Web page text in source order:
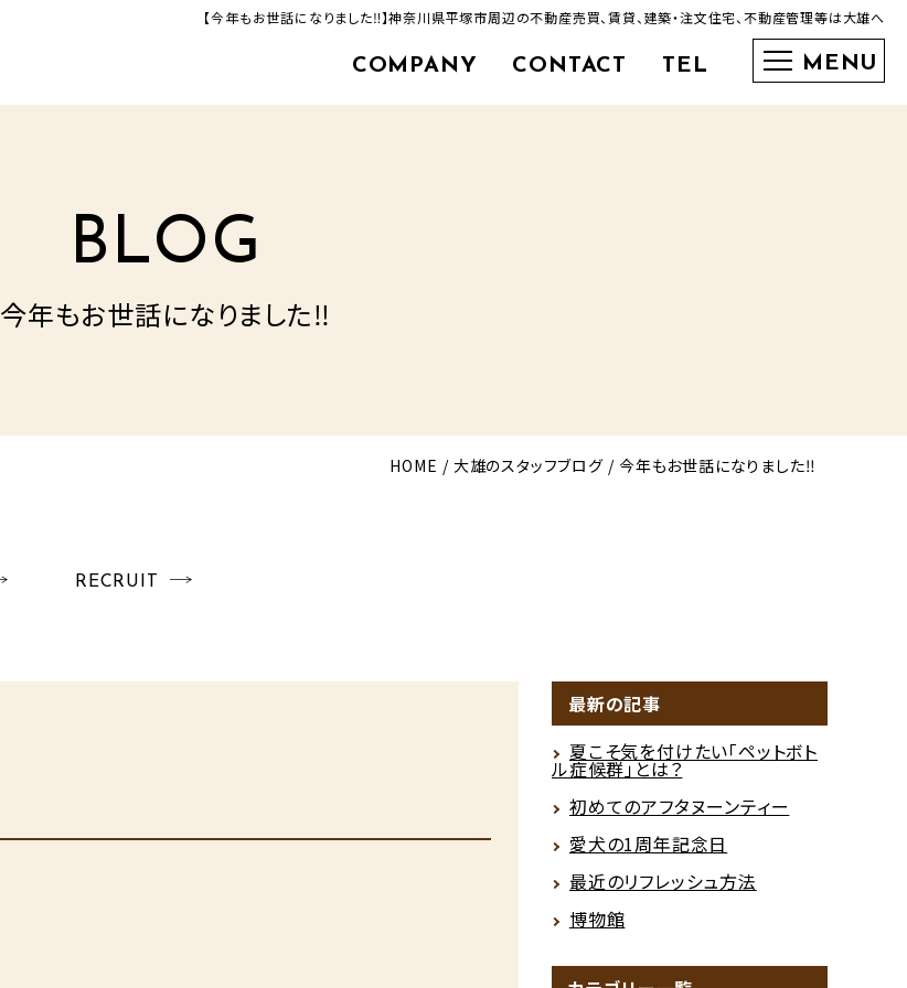
【今年もお世話になりました‼】神奈川県平塚市周辺の不動産売買、賃貸、建築・注文住宅、不動産管理等は大雄へ
COMPANY CONTACT TEL
BLOG
今年もお世話になりました‼
HOME 大雄のスタッフブログ 今年もお世話になりました‼
RECRUIT
最新の記事
夏こそ気を付けたい「ペットボト
ル症候群」とは？
初めてのアフタヌーンティー
愛犬の1周年記念日
最近のリフレッシュ方法
博物館